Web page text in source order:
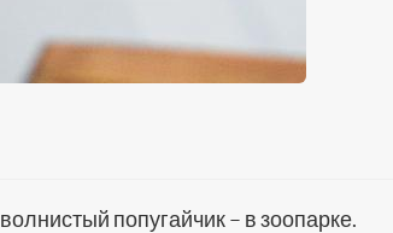
попугайчик – в зоопарке.